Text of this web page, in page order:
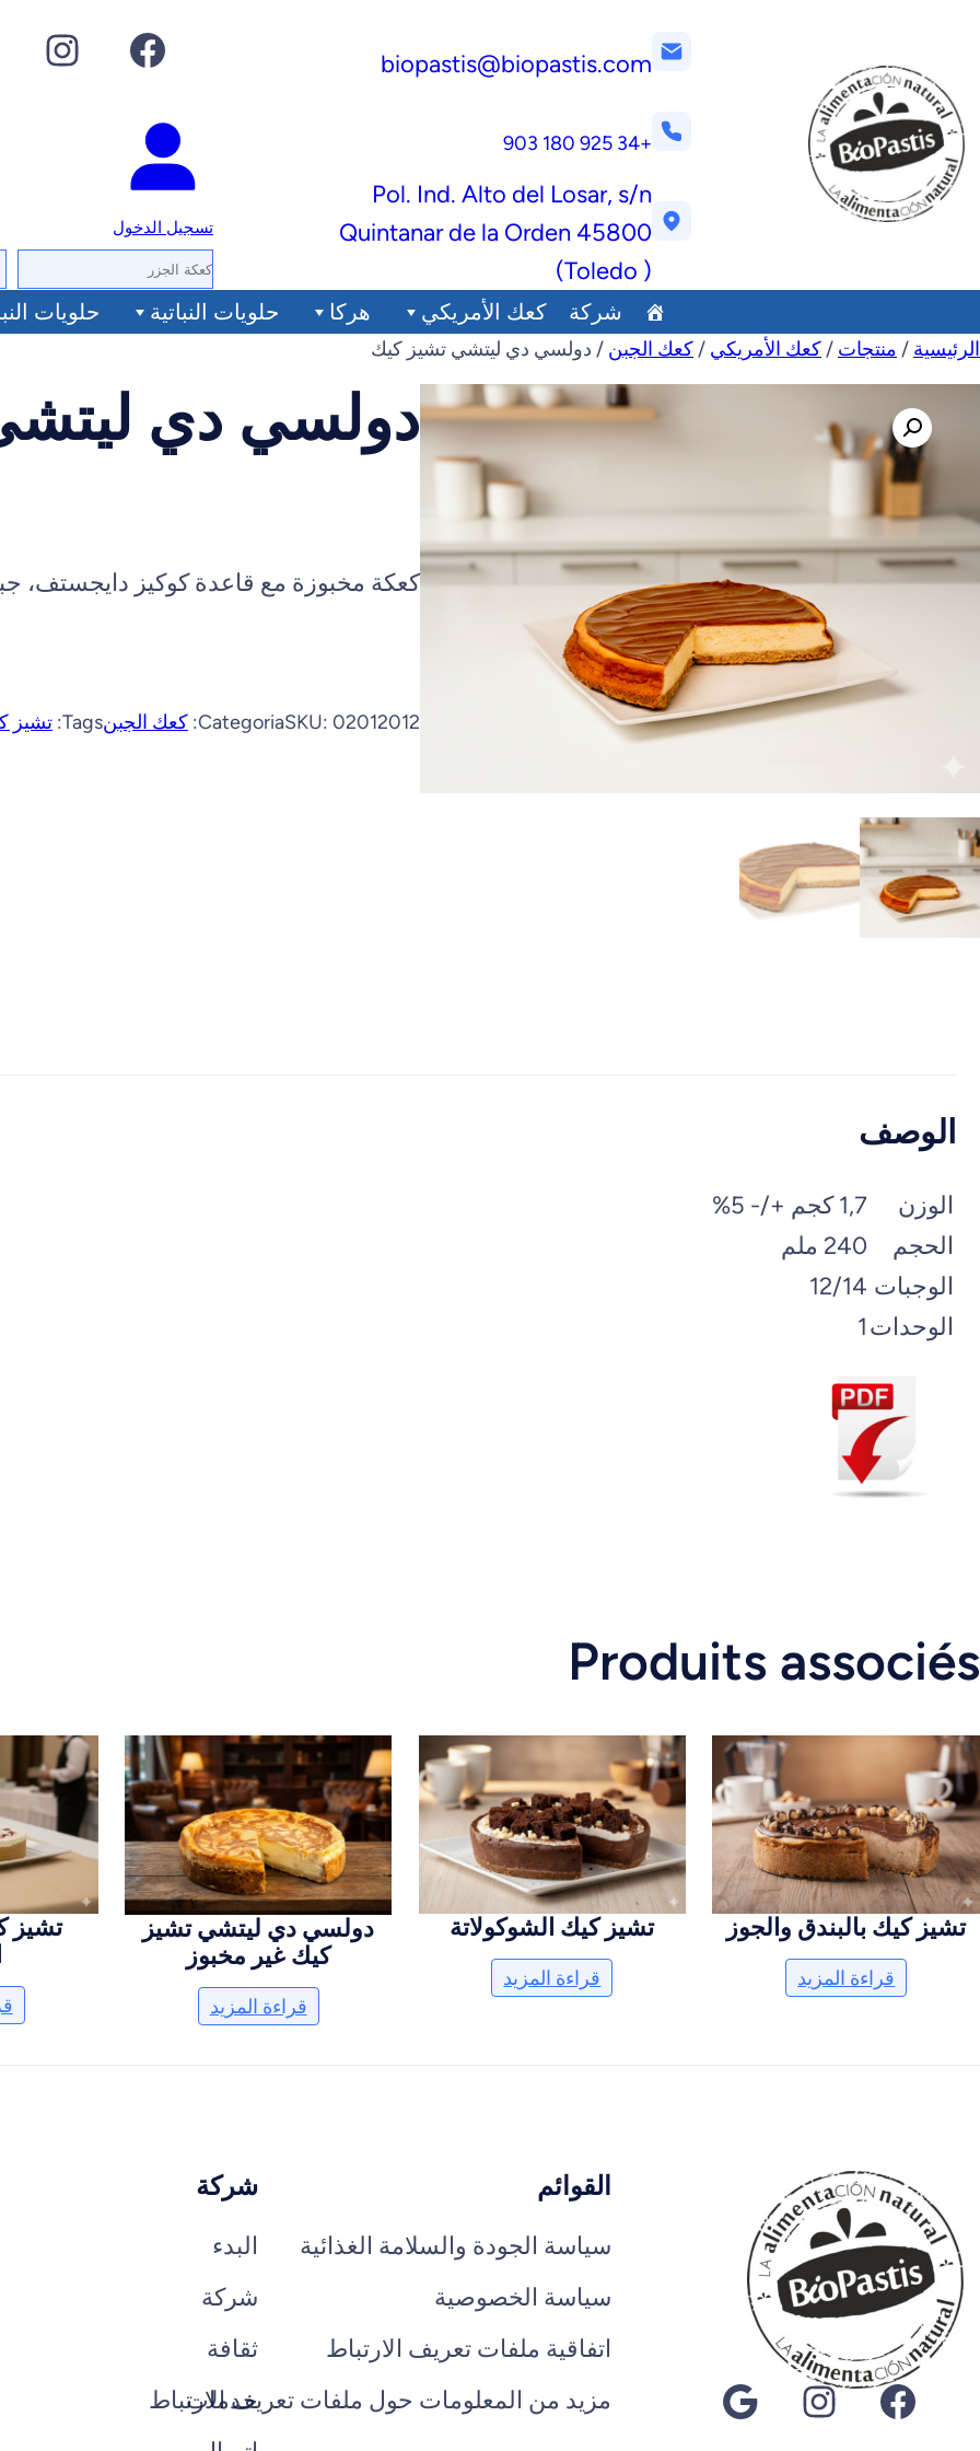
biopastis@biopastis.com
+34 925 180 903
Pol. Ind. Alto del Losar, s/n
45800 Quintanar de la Orden
( Toledo)
تسجيل الدخول
ا
ث
شركة كعك الأمريكي هرکا حلويات النباتية حلويات
الرئيسية / منتجات / كعك الأمريكي / كعك الجبن / دولسي دي ليتشي تشيز كيك
دولسي دي
كعكة مخبوزة مع قاعدة كوكيز دايجستف،
SKU: 02012012
Categoria: كعك الجبنTags: تشيز
الوصف
الوزن
1,7 كجم +/- 5%
الحجم
240 ملم
الوجبات 12/14
الوحدات1
Produits associés
تشيز كيك بالبندق والجوز
قراءة المزيد
تشيز كيك الشوكولاتة
قراءة المزيد
دولسي دي ليتشي تشيز
كيك غير مخبوز
قراءة المزيد
تشيز
فيسبوك إنستجرام جوجل
القوائم
سياسة الجودة والسلامة الغذائية
سياسة الخصوصية
اتفاقية ملفات تعريف الارتباط
مزيد من المعلومات حول ملفات تعريف الارتباط
شركة
البدء
شركة
ثقافة
خدمات